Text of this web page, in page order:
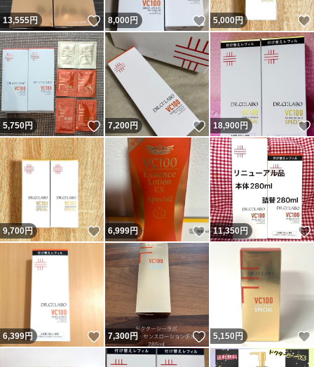
13,555円 いいね！
8,000円 いいね！
5,000円
5,750円 いいね！
7,200円 いいね！
18,900円
9,700円 いいね！
6,999円 いいね！
11,350円
6,399円 いいね！
7,300円 いいね！
5,150 円